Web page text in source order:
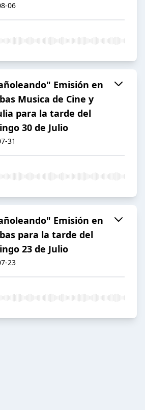
06
Emisión en
Musica de Cine y
para la tarde del
30 de Julio
31
Emisión en
para la tarde del
23 de Julio
23